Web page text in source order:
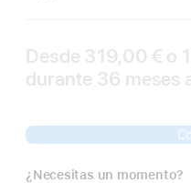
Desde 319,00 € o
durante 36 meses
Nota
de
página
¿Necesitas un momento?